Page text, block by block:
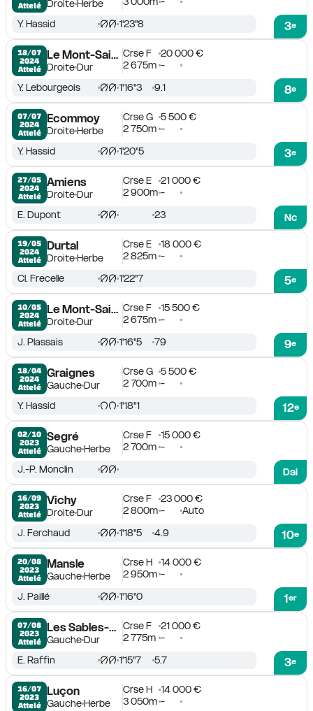
Attelé
Droite Herbe
3e
Y. Hassid 1'23''8
18/07
2024
Attelé
Le Mont-Saint-Michel
DroiteDur
Crse F
20 000 €
2 675m -
8e
Y. Lebourgeois 1'16''3 9.1
07/07
2024
Attelé
Ecommoy
DroiteHerbe
Crse G
5 500 €
2 750m -
3e
Y. Hassid 1'20''5
27/05
2024
Attelé
Amiens
DroiteDur
Crse E
21 000 €
2 900m -
Nc
E. Dupont 23
19/05
2024
Attelé
Durtal
DroiteHerbe
Crse E
18 000 €
2 825m -
5e
Cl. Frecelle 1'22''7
10/05
2024
Attelé
Le Mont-Saint-Michel
DroiteDur
Crse F
15 500 €
2 675m -
9e
J. Plassais 1'16''5 79
18/04
2024
Attelé
Graignes
GaucheDur
Crse G
5 500 €
2 700m -
12e
Y. Hassid 1'18''1
02/10
2023
Attelé
Segré
GaucheHerbe
Crse F
15 000 €
2 700m -
Dai
J.-P. Monclin
16/09
2023
Attelé
Vichy
DroiteDur
Crse F
23 000 €
2 800m - Auto
10e
J. Ferchaud 1'18''5 4.9
20/08
2023
Attelé
Mansle
GaucheHerbe
Crse H
14 000 €
2 950m -
1er
J. Paillé 1'16''0
07/08
2023
Attelé
Les Sables-d'Olonne
GaucheDur
Crse F
21 000 €
2 775m -
3e
E. Raffin 1'15''7 5.7
16/07
2023
Attelé
Luçon
GaucheHerbe
Crse H
14 000 €
3 050m -